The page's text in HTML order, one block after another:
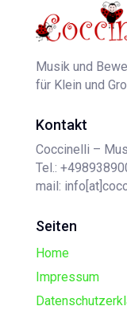
Musik und
für Klein und
Kontakt
Coccinelli –
Tel.:
mail:
Seiten
Home
Impressum